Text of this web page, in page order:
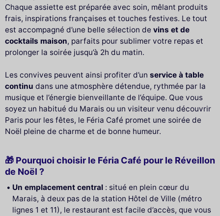
Chaque assiette est préparée avec soin, mêlant produits
frais, inspirations françaises et touches festives. Le tout
est accompagné d’une belle sélection de vins et de
cocktails maison, parfaits pour sublimer votre repas et
prolonger la soirée jusqu’à 2h du matin.
Les convives peuvent ainsi profiter d’un service à table
continu dans une atmosphère détendue, rythmée par la
musique et l’énergie bienveillante de l’équipe. Que vous
soyez un habitué du Marais ou un visiteur venu découvrir
Paris pour les fêtes, le Féria Café promet une soirée de
Noël pleine de charme et de bonne humeur.
🎁 Pourquoi choisir le Féria Café pour le Réveillon
de Noël ?
Un emplacement central : situé en plein cœur du
Marais, à deux pas de la station Hôtel de Ville (métro
lignes 1 et 11), le restaurant est facile d’accès, que vous